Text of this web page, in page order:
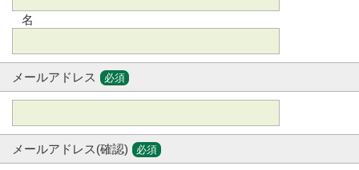
名
メールアドレス 必須
メールアドレス(確認) 必須